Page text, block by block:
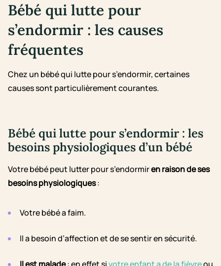
Bébé qui lutte pour
s’endormir : les causes
fréquentes
Chez un bébé qui lutte pour s’endormir, certaines
causes sont particulièrement courantes.
Bébé qui lutte pour s’endormir : les
besoins physiologiques d’un bébé
Votre bébé peut lutter pour s’endormiren raison de ses
besoins physiologiques:
Votre bébé a faim.
Il a besoin d’affectionet de se sentir en sécurité.